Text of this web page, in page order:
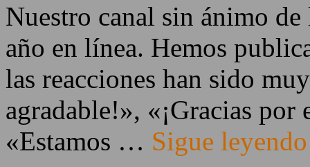
Nuestro canal sin ánimo
año en línea. Hemos
las reacciones han sido
agradable!», «¡Gracias
«Estamos … Sigue